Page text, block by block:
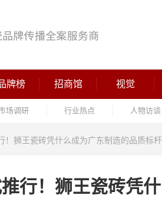
牌榜 招商馆 视觉
场调研 行业热点 人物访谈
！狮王瓷砖凭什么成为广东制造的品质标杆
行！狮王瓷砖凭